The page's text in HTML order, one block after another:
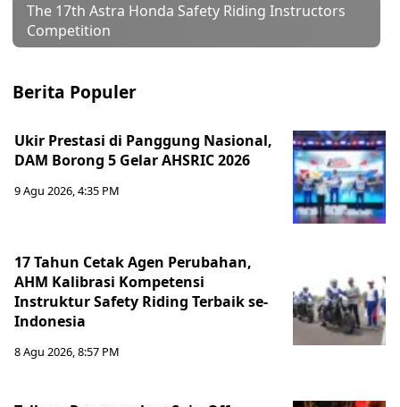
The 17th Astra Honda Safety Riding Instructors
Competition
Berita Populer
Ukir Prestasi di Panggung Nasional,
DAM Borong 5 Gelar AHSRIC 2026
9 Agu 2026, 4:35 PM
17 Tahun Cetak Agen Perubahan,
AHM Kalibrasi Kompetensi
Instruktur Safety Riding Terbaik se-
Indonesia
8 Agu 2026, 8:57 PM